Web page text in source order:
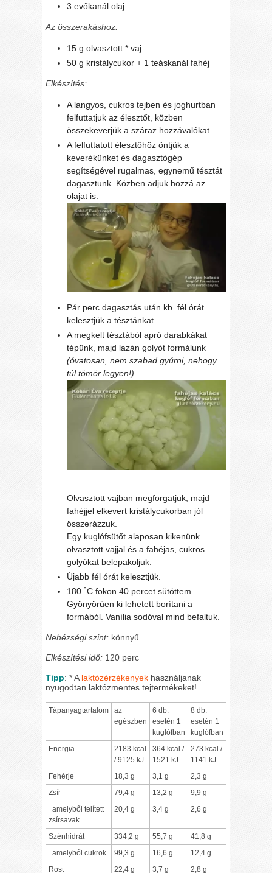
3 evőkanál olaj.
Az összerakáshoz:
15 g olvasztott * vaj
50 g kristálycukor + 1 teáskanál fahéj
Elkészítés:
A langyos, cukros tejben és joghurtban
felfuttatjuk az élesztőt, közben
összekeverjük a száraz hozzávalókat.
A felfuttatott élesztőhöz öntjük a
keverékünket és dagasztógép
segítségével rugalmas, egynemű tésztát
dagasztunk. Közben adjuk hozzá az
olajat is.
Pár perc dagasztás után kb. fél órát
kelesztjük a tésztánkat.
A megkelt tésztából apró darabkákat
tépünk, majd lazán golyót formálunk
(óvatosan, nem szabad gyúrni, nehogy
túl tömör legyen!)
Olvasztott vajban megforgatjuk, majd
fahéjjel elkevert kristálycukorban jól
összerázzuk.
Egy kuglófsütőt alaposan kikenünk
olvasztott vajjal és a fahéjas, cukros
golyókat belepakoljuk.
Újabb fél órát kelesztjük.
180 ˚C fokon 40 percet sütöttem.
Gyönyörűen ki lehetett borítani a
formából. Vanília sodóval mind befaltuk.
Nehézségi szint: könnyű
Elkészítési idő: 120 perc
Tipp: * A laktózérzékenyek használjanak
nyugodtan laktózmentes tejtermékeket!
Tápanyagtartalom
az
egészben
6 db.
esetén 1
kuglófban
8 db.
esetén 1
kuglófban
Energia
2183 kcal
/ 9125 kJ
364 kcal /
1521 kJ
273 kcal /
1141 kJ
Fehérje
18,3 g 3,1 g
2,3 g
Zsír
79,4 g 13,2 g
9,9 g
amelyből telített
zsírsavak
20,4 g 3,4 g 2,6 g
Szénhidrát 334,2 g 55,7 g
41,8 g
amelyből cukrok
99,3 g 16,6 g
12,4 g
Rost
22,4 g 3,7 g 2,8 g